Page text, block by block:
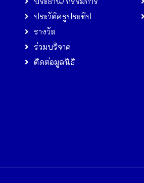
ประวัติครูประทีป
รางวัล
ร่วมบริจาค
ติดต่อมูลนิธิ